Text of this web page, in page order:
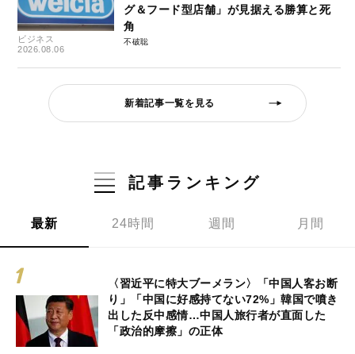
ビジネス
2026.08.06
グ＆フード型店舗」が見据える勝算と死
角
不破聡
新着記事一覧を見る
記事ランキング
最新 24時間 週間 月間
〈習近平に特大ブーメラン〉「中国人客お断
り」「中国に好感持てない72%」韓国で噴き
出した反中感情…中国人旅行者が直面した
「政治的摩擦」の正体